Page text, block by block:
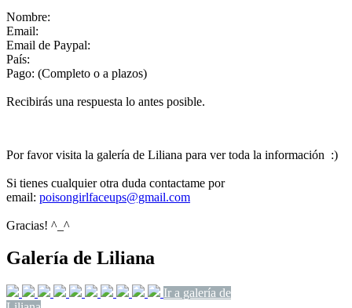
Nombre:
Email:
Email de Paypal:
País:
Pago: (Completo o a plazos)
Recibirás una respuesta lo antes posible.
Por favor visita la galería de Liliana para ver toda la información :)
Si tienes cualquier otra duda contactame por
email: poisongirlfaceups@gmail.com
Gracias! ^_^
Galería de Liliana
Ir a galería de